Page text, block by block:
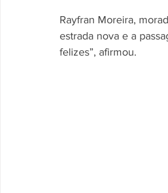
Rayfran Moreira,
estrada nova e a
felizes”, afirmou.